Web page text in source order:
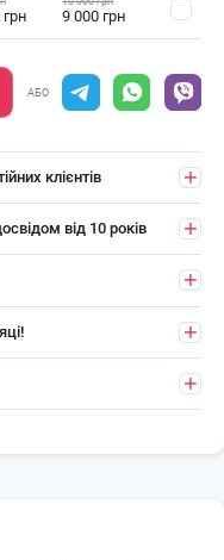
9 000 грн
АБО
клієнтів
від 10 років